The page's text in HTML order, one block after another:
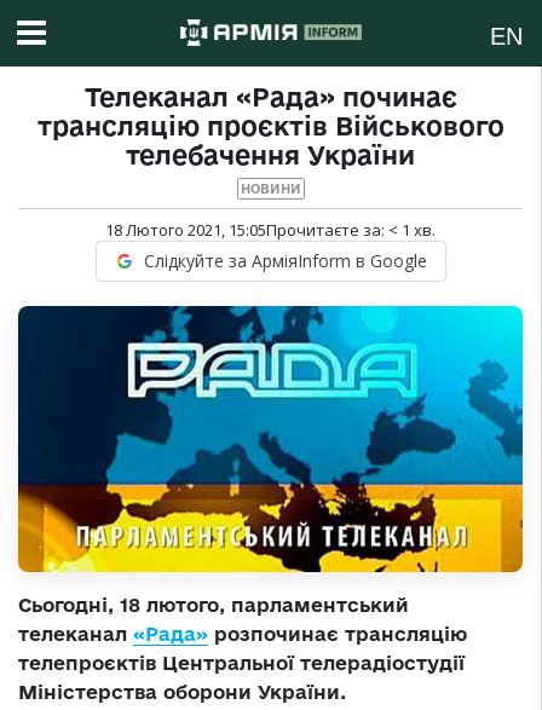
EN
Телеканал «Рада» починає
трансляцію проєктів Військового
телебачення України
НОВИНИ
18 Лютого 2021, 15:05Прочитаєте за: < 1 хв.
Слідкуйте за АрміяInform в Google
Сьогодні, 18 лютого, парламентський
телеканал «Рада» розпочинає трансляцію
телепроєктів Центральної телерадіостудії
Міністерства оборони України.